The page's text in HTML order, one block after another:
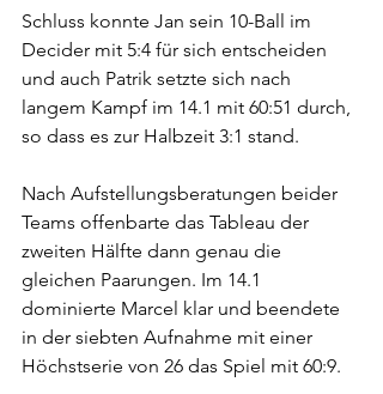
Schluss konnte Jan sein 10-Ball im
Decider mit 5:4 für sich entscheiden
und auch Patrik setzte sich nach
langem Kampf im 14.1 mit 60:51 durch,
so dass es zur Halbzeit 3:1 stand.
Nach Aufstellungsberatungen beider
Teams offenbarte das Tableau der
zweiten Hälfte dann genau die
gleichen Paarungen. Im 14.1
dominierte Marcel klar und beendete
in der siebten Aufnahme mit einer
Höchstserie von 26 das Spiel mit 60:9.